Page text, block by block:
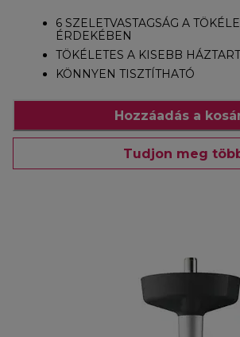
6 SZELETVASTAGSÁG A
ÉRDEKÉBEN
TÖKÉLETES A KISEBB
KÖNNYEN TISZTÍTHATÓ
Hozzáadás a
Tudjon meg